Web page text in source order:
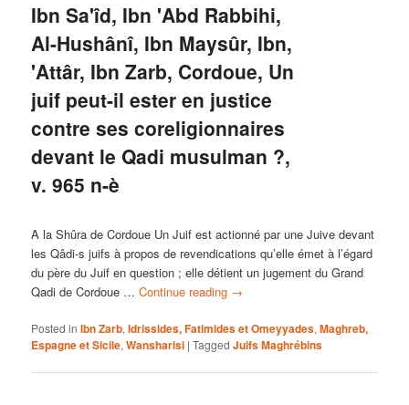
Ibn Sa'îd, Ibn 'Abd Rabbihi,
Al-Hushânî, Ibn Maysûr, Ibn,
'Attâr, Ibn Zarb, Cordoue, Un
juif peut-il ester en justice
contre ses coreligionnaires
devant le Qadi musulman ?,
v. 965 n-è
A la Shûra de Cordoue Un Juif est actionné par une Juive devant
les Qâdi-s juifs à propos de revendications qu’elle émet à l’égard
du père du Juif en question ; elle détient un jugement du Grand
Qadi de Cordoue …Continue reading →
Posted in Ibn Zarb,Idrissides, Fatimides et Omeyyades,Maghreb,
Espagne et Sicile,Wansharisi |Tagged Juifs Maghrébins